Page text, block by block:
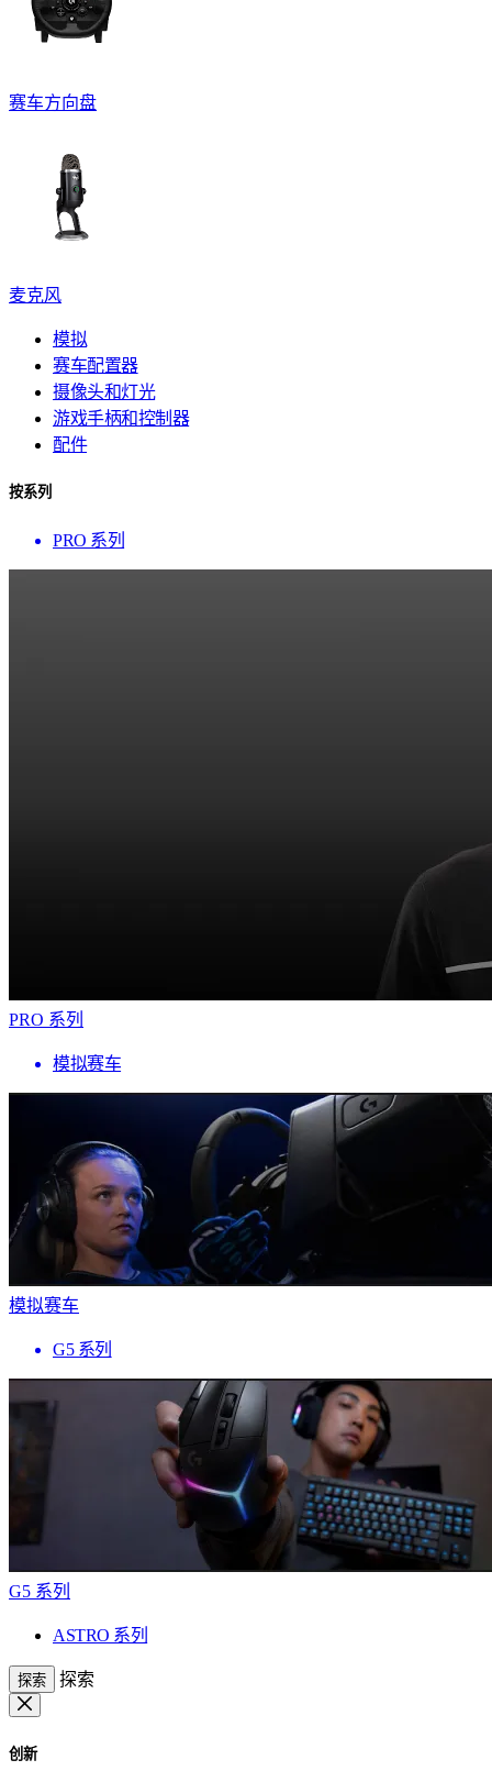
赛车方向盘
麦克风
模拟
赛车配置器
摄像头和灯光
游戏手柄和控制器
配件
按系列
PRO 系列
PRO 系列
模拟赛车
模拟赛车
G5 系列
G5 系列
ASTRO 系列
探索 探索
创新